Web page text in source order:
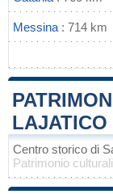
Messina : 714 km
LAJATICO
Centro storico di
Patrimonio culturali